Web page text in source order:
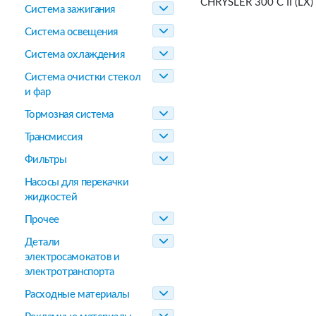
Система зажигания
Система освещения
Система охлаждения
Система очистки стекол
и фар
Тормозная система
Трансмиссия
Фильтры
Насосы для перекачки
жидкостей
Прочее
Детали
электросамокатов и
электротранспорта
Расходные материалы
CHRYSLER 300 C II